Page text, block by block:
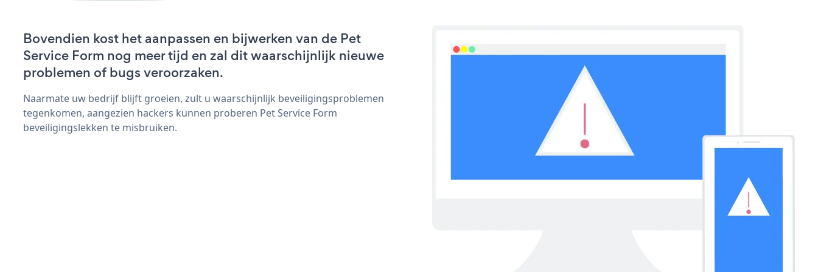
Bovendien kost het aanpassen en bijwerken van de Pet
Service Form nog meer tijd en zal dit waarschijnlijk nieuwe
problemen of bugs veroorzaken.
Naarmate uw bedrijf blijft groeien, zult u waarschijnlijk beveiligingsproblemen
tegenkomen, aangezien hackers kunnen proberen Pet Service Form
beveiligingslekken te misbruiken.